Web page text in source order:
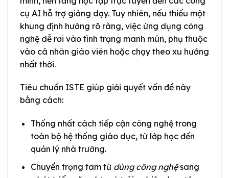
cụ AI hỗ trợ giảng dạy. Tuy nhiên, nếu thiếu một
khung định hướng rõ ràng, việc ứng dụng công
nghệ dễ rơi vào tình trạng manh mún, phụ thuộc
vào cá nhân giáo viên hoặc chạy theo xu hướng
nhất thời.
Tiêu chuẩn ISTE giúp giải quyết vấn đề này
bằng cách:
Thống nhất cách tiếp cận công nghệ trong
toàn bộ hệ thống giáo dục, từ lớp học đến
quản lý nhà trường.
Chuyển trọng tâm từ dùng công nghệsang